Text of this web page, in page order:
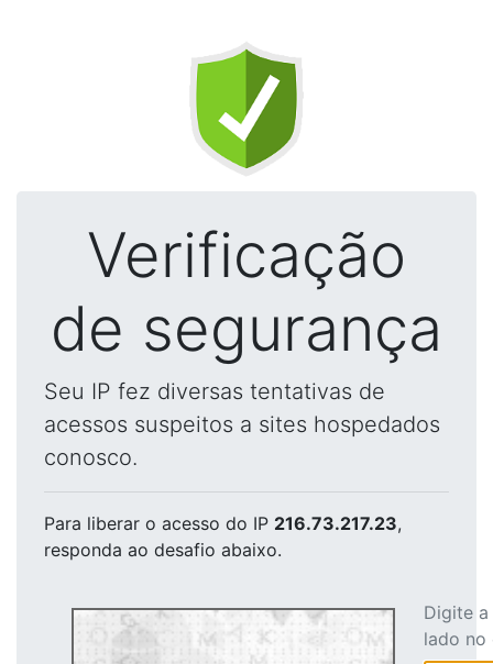
Verificação
de segurança
Seu IP fez diversas tentativas de
acessos suspeitos a sites hospedados
conosco.
Para liberar o acesso do IP 216.73.217.23,
responda ao desafio abaixo.
Digite
lado no